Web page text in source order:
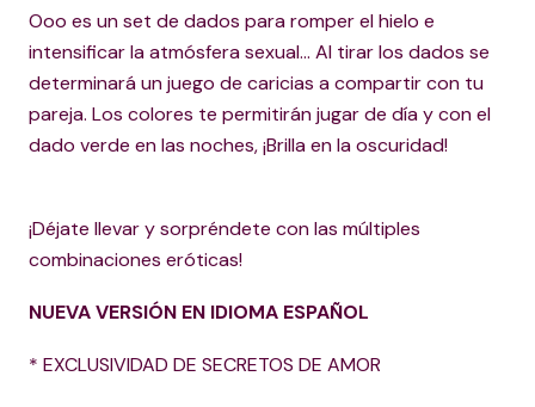
Ooo es un set de dados para romper el hielo e
intensificar la atmósfera sexual… Al tirar los dados se
determinará un juego de caricias a compartir con tu
pareja. Los colores te permitirán jugar de día y con el
dado verde en las noches, ¡Brilla en la oscuridad!
¡Déjate llevar y sorpréndete con las múltiples
combinaciones eróticas!
NUEVA VERSIÓN EN IDIOMA ESPAÑOL
* EXCLUSIVIDAD DE SECRETOS DE AMOR